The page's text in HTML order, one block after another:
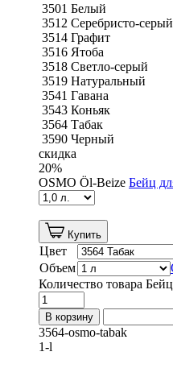
3501 Белый
3512 Серебристо-серый
3514 Графит
3516 Ятоба
3518 Светло-серый
3519 Натуральный
3541 Гавана
3543 Коньяк
3564 Табак
3590 Черный
скидка
20%
OSMO Öl-Beize Бейц
Купить
Цвет
Объем
Количество товара
В корзину
3564-osmo-tabak
1-l